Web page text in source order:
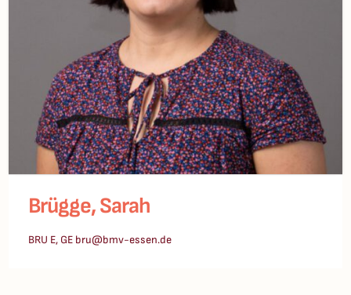
Brügge, Sarah
BRU E, GE bru@bmv-essen.de